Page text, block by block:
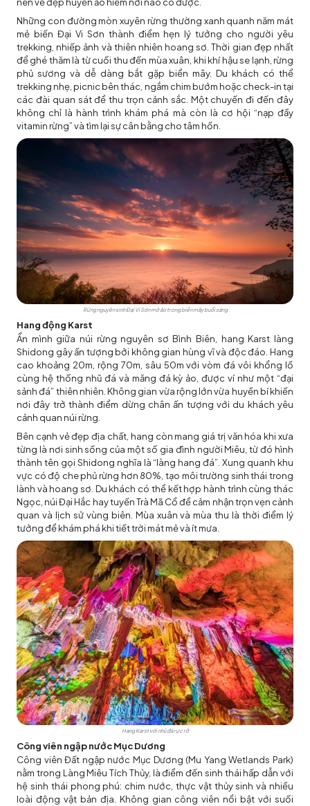
Những con đường mòn xuyên rừng thường xanh quanh năm mát
mẻ biến Đại Vi Sơn thành điểm hẹn lý tưởng cho người yêu
trekking, nhiếp ảnh và thiên nhiên hoang sơ. Thời gian đẹp nhất
để ghé thăm là từ cuối thu đến mùa xuân, khi khí hậu se lạnh, rừng
phủ sương và dễ dàng bắt gặp biển mây. Du khách có thể
trekking nhẹ, picnic bên thác, ngắm chim bướm hoặc check-in tại
các đài quan sát để thu trọn cảnh sắc. Một chuyến đi đến đây
không chỉ là hành trình khám phá mà còn là cơ hội “nạp đầy
vitamin rừng” và tìm lại sự cân bằng cho tâm hồn.
Rừng nguyên sinh Đại Vi Sơn mờ ảo trong biển mây buổi sáng
Hang động Karst
Ẩn mình giữa núi rừng nguyên sơ Bình Biên, hang Karst làng
Shidong gây ấn tượng bởi không gian hùng vĩ và độc đáo. Hang
cao khoảng 20m, rộng 70m, sâu 50m với vòm đá vôi khổng lồ
cùng hệ thống nhũ đá và măng đá kỳ ảo, được ví như một “đại
sảnh đá” thiên nhiên. Không gian vừa rộng lớn vừa huyền bí khiến
nơi đây trở thành điểm dừng chân ấn tượng với du khách yêu
cảnh quan núi rừng.
Bên cạnh vẻ đẹp địa chất, hang còn mang giá trị văn hóa khi xưa
từng là nơi sinh sống của một số gia đình người Miêu, từ đó hình
thành tên gọi Shidong nghĩa là “làng hang đá”. Xung quanh khu
vực có độ che phủ rừng hơn 80%, tạo môi trường sinh thái trong
lành và hoang sơ. Du khách có thể kết hợp hành trình cùng thác
Ngọc, núi Đại Hắc hay tuyến Trà Mã Cổ để cảm nhận trọn vẹn cảnh
quan và lịch sử vùng biên. Mùa xuân và mùa thu là thời điểm lý
tưởng để khám phá khi tiết trời mát mẻ và ít mưa.
Hang Karst với nhũ đá rực rỡ
Công viên ngập nước Mục Dương
Công viên Đất ngập nước Mục Dương (Mu Yang Wetlands Park)
nằm trong Làng Miêu Tích Thủy, là điểm đến sinh thái hấp dẫn với
hệ sinh thái phong phú: chim nước, thực vật thủy sinh và nhiều
loài động vật bản địa. Không gian công viên nổi bật với suối